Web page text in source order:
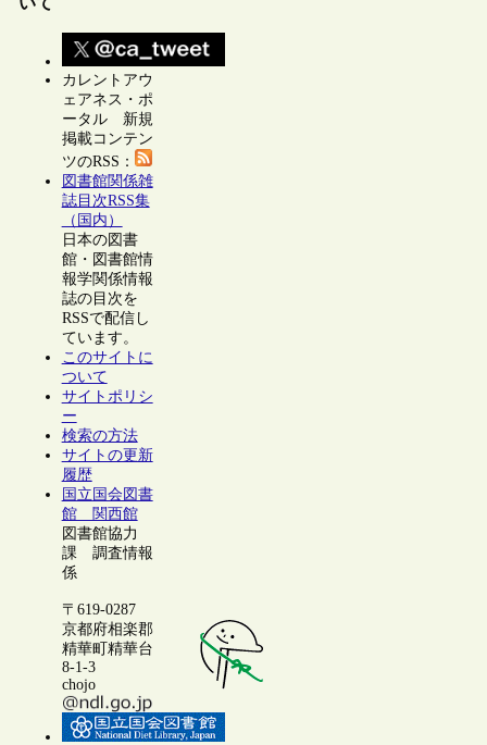
カレントアウ
ェアネス・ポ
ータル 新規
掲載コンテン
ツのRSS：
図書館関係雑
誌目次RSS集
（国内）
日本の図書
館・図書館情
報学関係情報
誌の目次を
RSSで配信し
ています。
このサイトに
ついて
サイトポリシ
ー
検索の方法
サイトの更新
履歴
国立国会図書
館 関西館
図書館協力
課 調査情報
係
〒619-0287
京都府相楽郡
精華町精華台
8-1-3
chojo